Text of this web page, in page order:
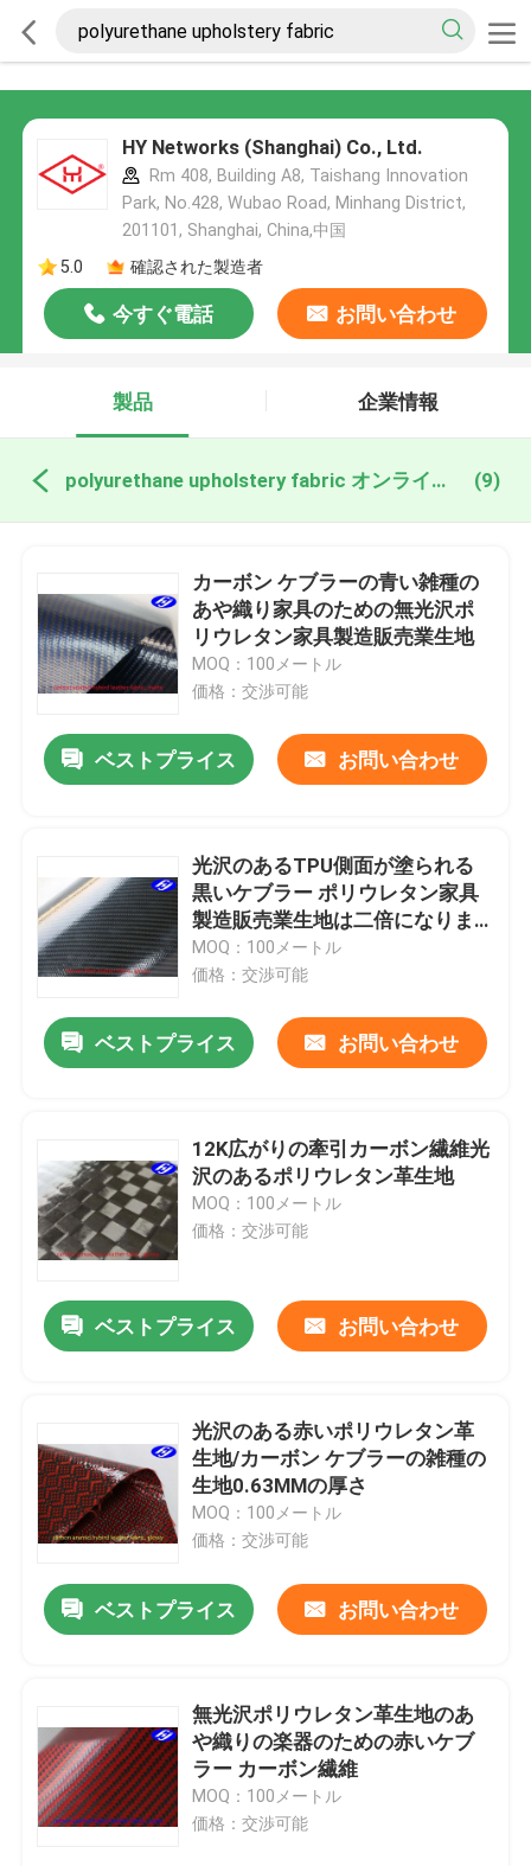
HY Networks (Shanghai) Co., Ltd.
Rm 408, Building A8, Taishang Innovation
Park, No.428, Wubao Road, Minhang District,
201101, Shanghai, China,中国
5.0
確認された製造者
今すぐ電話 お問い合わせ
製品 企業情報
polyurethane upholstery fabric オンライン製造 (9)
カーボン ケブラーの青い雑種の
あや織り家具のための無光沢ポ
リウレタン家具製造販売業生地
MOQ：100メートル
価格：交渉可能
ベストプライス お問い合わせ
光沢のあるTPU側面が塗られる
黒いケブラー ポリウレタン家具
製造販売業生地は二倍になりま
す
MOQ：100メートル
価格：交渉可能
ベストプライス お問い合わせ
12K広がりの牽引カーボン繊維光
沢のあるポリウレタン革生地
MOQ：100メートル
価格：交渉可能
ベストプライス お問い合わせ
光沢のある赤いポリウレタン革
生地/カーボン ケブラーの雑種の
生地0.63MMの厚さ
MOQ：100メートル
価格：交渉可能
ベストプライス お問い合わせ
無光沢ポリウレタン革生地のあ
や織りの楽器のための赤いケブ
ラー カーボン繊維
MOQ：100メートル
価格：交渉可能